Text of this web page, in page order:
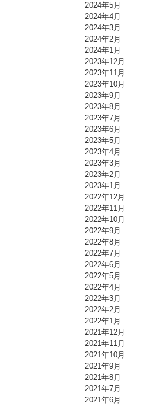
2024年5月
2024年4月
2024年3月
2024年2月
2024年1月
2023年12月
2023年11月
2023年10月
2023年9月
2023年8月
2023年7月
2023年6月
2023年5月
2023年4月
2023年3月
2023年2月
2023年1月
2022年12月
2022年11月
2022年10月
2022年9月
2022年8月
2022年7月
2022年6月
2022年5月
2022年4月
2022年3月
2022年2月
2022年1月
2021年12月
2021年11月
2021年10月
2021年9月
2021年8月
2021年7月
2021年6月